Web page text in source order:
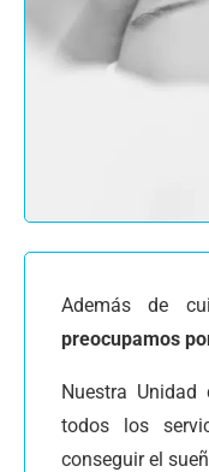
Además de
preocupamos
Nuestra Unidad
todos los
conseguir el